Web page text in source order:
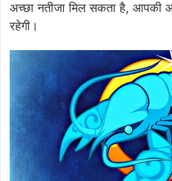
अच्छा नतीजा मिल सकता है, आपकी
रहेगी।